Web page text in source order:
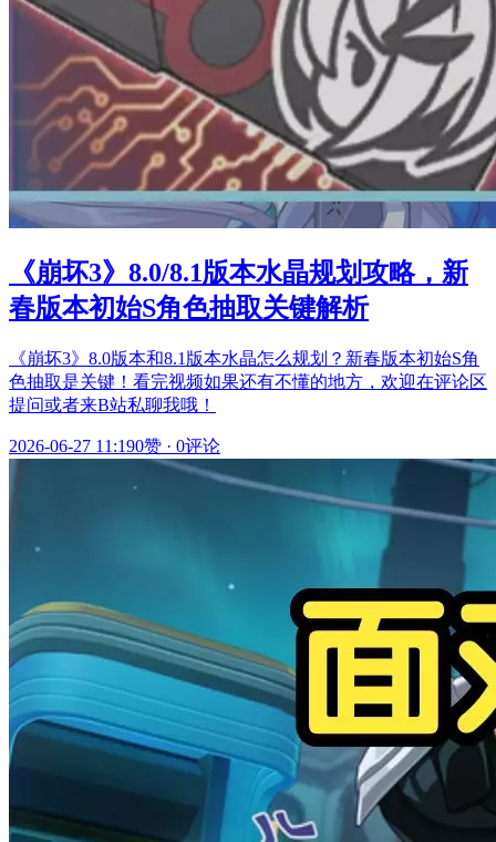
《崩坏3》8.0/8.1版本水晶规划攻略，新
春版本初始S角色抽取关键解析
《崩坏3》8.0版本和8.1版本水晶怎么规划？新春版本初始S角
色抽取是关键！看完视频如果还有不懂的地方，欢迎在评论区
提问或者来B站私聊我哦！
2026-06-27 11:190赞 · 0评论